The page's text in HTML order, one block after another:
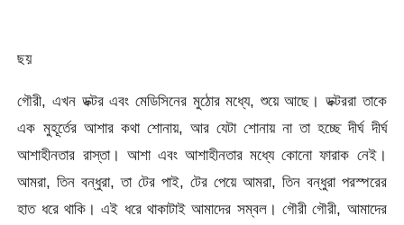
ছয়
গৌরী, এখন ডক্টর এবং মেডিসিনের মুঠোর মধ্যে, শুয়ে আছে। ডক্টররা তাকে
এক মুহূর্তের আশার কথা শোনায়, আর যেটা শোনায় না তা হচ্ছে দীর্ঘ দীর্ঘ
আশাহীনতার রাস্তা। আশা এবং আশাহীনতার মধ্যে কোনো ফারাক নেই।
আমরা, তিন বন্ধুরা, তা টের পাই, টের পেয়ে আমরা, তিন বন্ধুরা পরস্পরের
হাত ধরে থাকি। এই ধরে থাকাটাই আমাদের সম্বল। গৌরী গৌরী, আমাদের